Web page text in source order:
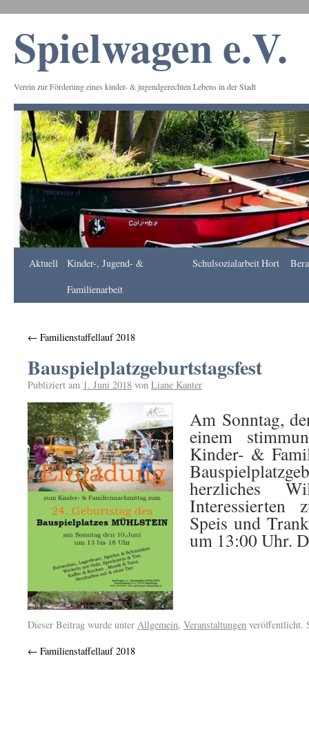
Spielwagen e.V.
Verein zur Förderung eines kinder- & jugendgerechten Lebens in der Stadt
Apotheke
Aktuell
Kinder-, Jugend- &
Familienarbeit
SchulsozialarbeitHort
← Familienstaffellauf 2018
Bauspielplatzgeburtstagsfest
Publiziert am 1. Juni 2018 von Liane Kanter
Am Sonntag,
einem
Kinder- &
herzliches
Interessierten
Speis und
um 13:00 Uhr.
Dieser Beitrag wurde unter Allgemein, Veranstaltungen veröffentlicht.
← Familienstaffellauf 2018